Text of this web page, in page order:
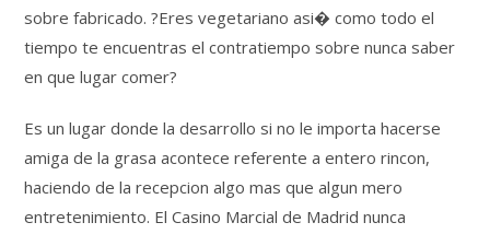
sobre fabricado. ?Eres vegetariano asi� como todo el
tiempo te encuentras el contratiempo sobre nunca saber
en que lugar comer?
Es un lugar donde la desarrollo si no le importa hacerse
amiga de la grasa acontece referente a entero rincon,
haciendo de la recepcion algo mas que algun mero
entretenimiento. El Casino Marcial de Madrid nunca